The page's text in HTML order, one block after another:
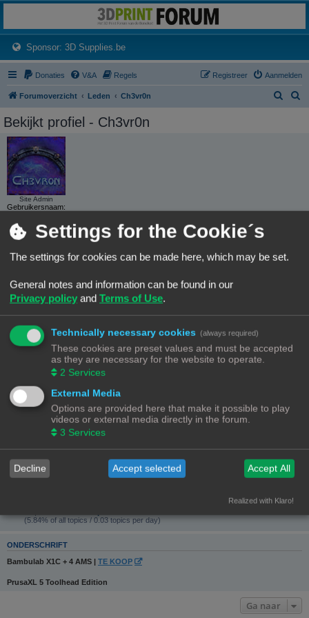
Het 3D print forum van de Benelux na de sluiting van 3dprintforum.nl
Sponsor: 3D Supplies.be(Opens a new tab)
Donaties V&A Regels Aanmelden
Registreer
Forumoverzicht Leden Ch3vr0n
Bekijkt profiel - Ch3vr0n
Site Admin
Gebruikersnaam:
Leeftijd:
43
Op m'n achterwerk
CONTACTEER CH3VR0N
Bezoek website
GEBRUIKERSSTATISTIEKEN
Lid geworden op:
24/09/22, 12:27
Laatst actief:
06/08/26, 18:26
Aantal berichten:
Zoek gebruikers berichten
(12.48% van alle berichten / 0.79 berichten per dag)
(177 berichten / 15.87% van gebruikers berichten)
Meest actief in onderwerp:
(5.84% of all topics / 0.03 topics per day)
ONDERSCHRIFT
Bambulab X1C + 4 AMS | TE KOOP
PrusaXL 5 Toolhead Edition
Ga naar
Settings for the Cookie´s
The settings for cookies can be made here, which may be set.
General notes and information can be found in our
Privacy policy and Terms of Use.
Technically necessary cookies (always required)
These cookies are preset values and must be accepted
as they are necessary for the website to operate.
2 Services
External Media
Options are provided here that make it possible to play
videos or external media directly in the forum.
3 Services
Decline Accept selected Accept All
Realized with Klaro!